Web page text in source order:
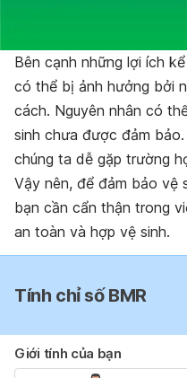
Bên cạnh những lợi ích
có thể bị ảnh hưởng bởi
cách. Nguyên nhân có
sinh chưa được đảm
chúng ta dễ gặp trường
Vậy nên, để đảm bảo vệ
bạn cần cẩn thận trong
an toàn và hợp vệ sinh.
Tính chỉ số BMR
Giới tính của bạn